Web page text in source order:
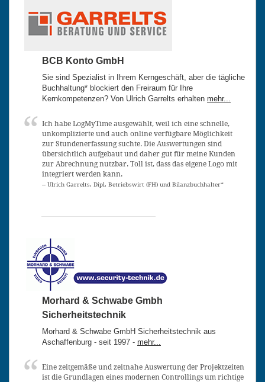
BCB Konto GmbH
Sie sind Spezialist in Ihrem Kerngeschäft, aber die tägliche
Buchhaltung* blockiert den Freiraum für Ihre
Kernkompetenzen? Von Ulrich Garrelts erhalten mehr...
Ich habe LogMyTime ausgewählt, weil ich eine schnelle,
unkomplizierte und auch online verfügbare Möglichkeit
zur Stundenerfassung suchte. Die Auswertungen sind
übersichtlich aufgebaut und daher gut für meine Kunden
zur Abrechnung nutzbar. Toll ist, dass das eigene Logo mit
integriert werden kann.
-- Ulrich Garrelts, Dipl. Betriebswirt (FH) und Bilanzbuchhalter*
Morhard & Schwabe Gmbh
Sicherheitstechnik
Morhard & Schwabe GmbH Sicherheitstechnik aus
Aschaffenburg - seit 1997 - mehr...
Eine zeitgemäße und zeitnahe Auswertung der Projektzeiten
ist die Grundlagen eines modernen Controllings um richtige